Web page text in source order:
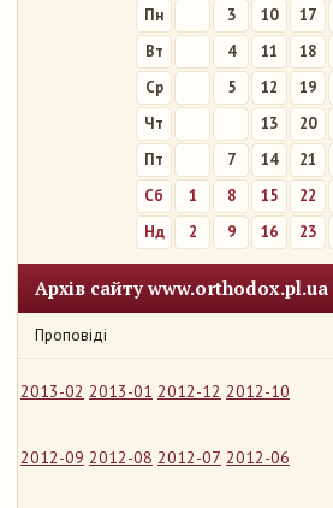
Пн 3 10 17
Вт
4 11 18
Ср
5 12 19
Чт
13 20
Пт
7 14 21
Сб
1 8 15 22
Нд
2 9 16 23
Архів сайту www.orthodox.pl.ua
Проповіді
2013-02 2013-01 2012-12 2012-10
2012-09 2012-08 2012-07 2012-06